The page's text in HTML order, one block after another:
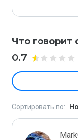
Что говорит
0.7
Сортировать по: